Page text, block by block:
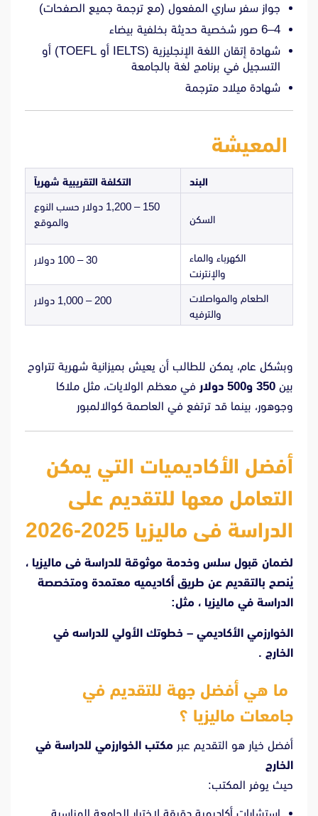
جواز سفر ساري المفعول (مع ترجمة جميع الصفحات)
4–6 صور شخصية حديثة بخلفية بيضاء
شهادة إتقان اللغة الإنجليزية (IELTS أو TOEFL) أو
التسجيل في برنامج لغة بالجامعة
شهادة ميلاد مترجمة
المعيشة
البند التكلفة التقريبية شهرياً
السكن
150 – 1,200 دولار حسب النوع
والموقع
الكهرباء والماء
والإنترنت
30 – 100 دولار
الطعام والمواصلات
والترفيه
200 – 1,000 دولار
وبشكل عام، يمكن للطالب أن يعيش بميزانية شهرية تتراوح
بين 350 و500 دولار
في معظم الولايات، مثل ملاكا
وجوهور، بينما قد ترتفع في العاصمة كوالالمبور
أفضل الأكاديميات التي يمكن
التعامل معها للتقديم على
الدراسة فى ماليزيا 2025-2026
لضمان قبول سلس وخدمة موثوقة للدراسة فى ماليزيا ،
يُنصح بالتقديم عن طريق أكاديميه معتمدة ومتخصصة
الدراسة في ماليزيا ، مثل:
الخوارزمي الأكاديمي – خطوتك الأولي للدراسه في
الخارج .
ما هي أفضل جهة للتقديم في
جامعات ماليزيا ؟
أفضل خيار هو التقديم عبر مكتب الخوارزمي للدراسة في
الخارج
حيث يوفر المكتب:
استشارات أكاديمية دقيقة لاختيار الجامعة المناسبة